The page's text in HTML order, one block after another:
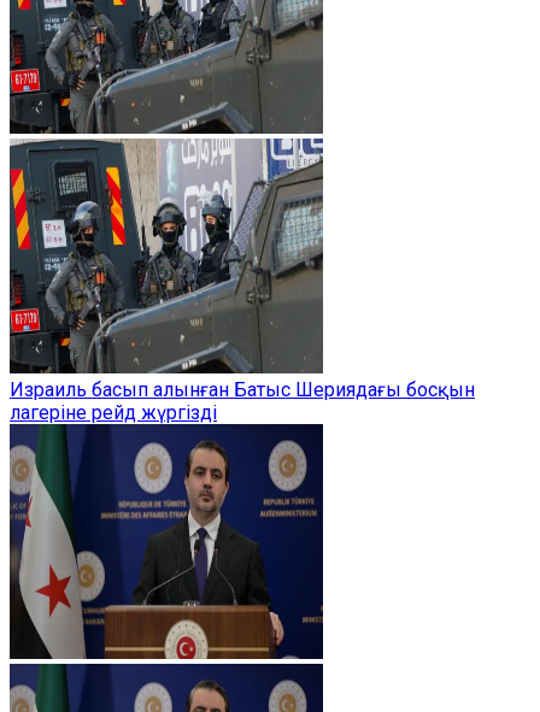
Израиль басып алынған Батыс Шериядағы босқын
лагеріне рейд жүргізді